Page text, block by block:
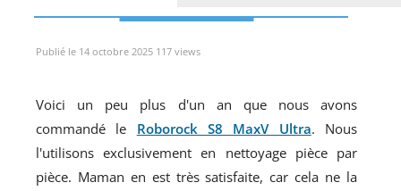
Publié le 14 octobre 2025 117 views
Voici un peu plus d'un an que nous avons
commandé le Roborock S8 MaxV Ultra. Nous
l'utilisons exclusivement en nettoyage pièce par
pièce. Maman en est très satisfaite, car cela ne la